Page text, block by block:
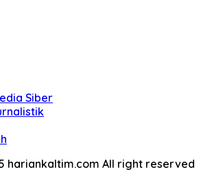
Siber
hariankaltim.com All right reserved